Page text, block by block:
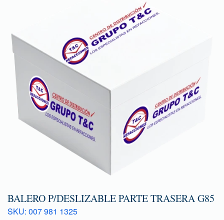
BALERO P/DESLIZABLE PARTE TRASERA G85
SKU: 007 981 1325